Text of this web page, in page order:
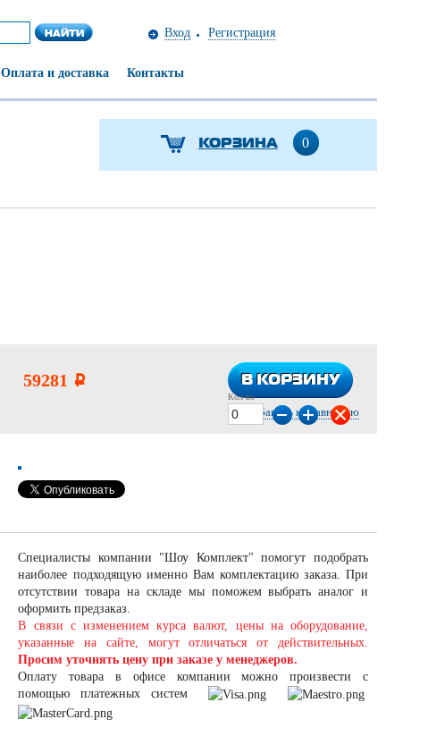
Вход Регистрация
Оплата и доставка Контакты
КОРЗИНА 0
59281 i В КОРЗИНУ
В КОРЗИНУ
Кол-во
Добавить к сравнению
Специалисты компании "Шоу Комплект" помогут подобрать
наиболее подходящую именно Вам комплектацию заказа. При
отсутствии товара на складе мы поможем выбрать аналог и
оформить предзаказ.
В связи с изменением курса валют, цены на оборудование,
указанные на сайте, могут отличаться от действительных.
Просим уточнять цену при заказе у менеджеров.
Оплату товара в офисе компании можно произвести с
помощью платежных систем